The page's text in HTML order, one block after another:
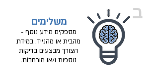
משלימים
מספקים מידע נוסף -
מהבית או מהנייד. במידת
הצורך מבצעים בדיקות
נוספות ו/או מוּרחבוֹת.
ב